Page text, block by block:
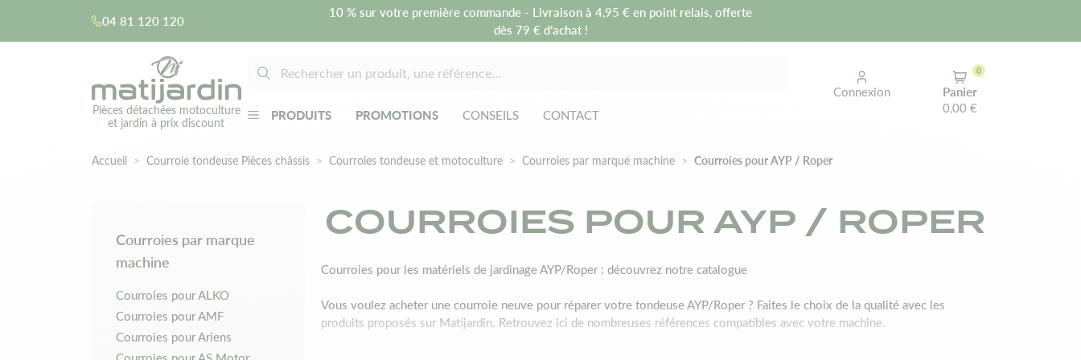
04 81 120 120
10 % sur votre première commande - Livraison à 4,95 € en point relais, offerte
dès 79 € d’achat !
Pièces détachées motoculture
et jardin à prix discount
PRODUITS PROMOTIONS CONSEILS CONTACT
Connexion
Panier
0,00 €
0
Accueil Courroie tondeuse Pièces châssis Courroies tondeuse et motoculture Courroies par marque machine Courroies pour AYP / Roper
Courroies par marque
machine
Courroies pour ALKO
Courroies pour AMF
Courroies pour Ariens
COURROIES POUR AYP / ROPER
Courroies pour les matériels de jardinage AYP/Roper : découvrez notre catalogue
Vous voulez acheter une courroie neuve pour réparer votre tondeuse AYP/Roper ? Faites le choix de la qualité avec les
produits proposés sur Matijardin. Retrouvez ici de nombreuses références compatibles avec votre machine.